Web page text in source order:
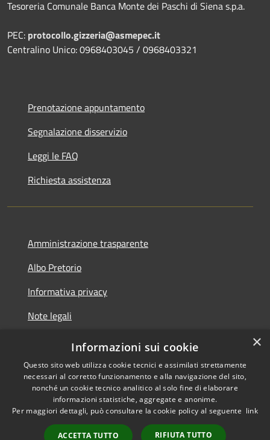
Tesoreria Comunale Banca Monte dei Paschi di Siena s.p.a.
PEC: protocollo.gizzeria@asmepec.it
Centralino Unico: 0968403045 / 0968403321
Prenotazione appuntamento
Segnalazione disservizio
Leggi le FAQ
Richiesta assistenza
Amministrazione trasparente
Albo Pretorio
Informativa privacy
Note legali
Dichiarazione di accessibilità
Accessibilità
Copyright © 2026 • Comune di
Gizzeria • Powered by
Municipium•
×
Informazioni sui cookie
Questo sito web utilizza cookie tecnici e assimilati strettamente
necessari al corretto funzionamento e alla navigazione del sito,
nonché un cookie tecnico analitico al solo fine di elaborare
informazioni statistiche, aggregate e anonime.
Per maggiori dettagli, può consultare la cookie policy al seguente link
ACCETTA TUTTO RIFIUTA TUTTO